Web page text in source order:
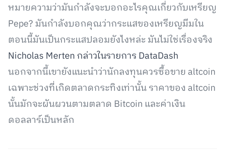
หมายความว่ามันกำลังจะบอกอะไรคุณเกี่ยวกับเหรียญ
Pepe? มันกำลังบอกคุณว่ากระแสของเหรียญมีมใน
ตอนนี้มันเป็นกระแสปลอมยังไงหล่ะ มันไม่ใช่เรื่องจริง
Nicholas Merten กล่าวในรายการ DataDash
นอกจากนี้เขายังแนะนำว่านักลงทุนควรซื้อขาย altcoin
เฉพาะช่วงที่เกิดตลาดกระทิงเท่านั้น ราคาของ altcoin
นั้นมักจะผันผวนตามตลาด Bitcoin และค่าเงิน
ดอลลาร์เป็นหลัก